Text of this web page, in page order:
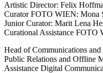
Artistic Director: Felix
Curator FOTO WIEN: Mona
Junior Curator: Marit Lena
Curational Assistance FOTO
Head of Communications
Public Relations and Offline
Assistance Digital